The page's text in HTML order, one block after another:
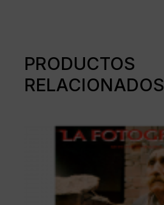
PRODUCTOS
RELACIONADOS